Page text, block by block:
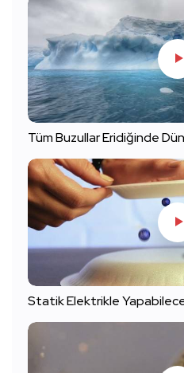
Tüm Buzullar Eridiğinde
Statik Elektrikle